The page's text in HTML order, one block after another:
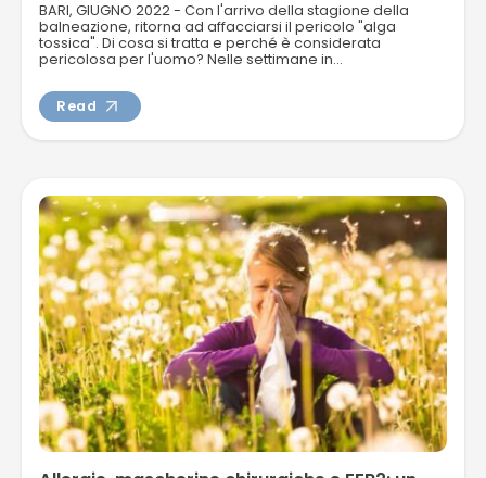
BARI, GIUGNO 2022 - Con l'arrivo della stagione della
balneazione, ritorna ad affacciarsi il pericolo "alga
tossica". Di cosa si tratta e perché è considerata
pericolosa per l'uomo? Nelle settimane in...
Read